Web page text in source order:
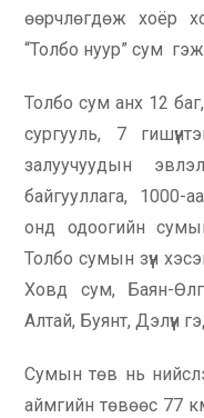
өөрчлөгдөж хоёр
“Толбо нуур” сум
Толбо сум анх 12
сургууль, 7
залуучуудын
байгууллага, 1000-
онд одоогийн
Толбо сумын зүүн
Ховд сум, Баян-
Алтай, Буянт, Дэлүүн
Сумын төв нь
аймгийн төвөөс 77